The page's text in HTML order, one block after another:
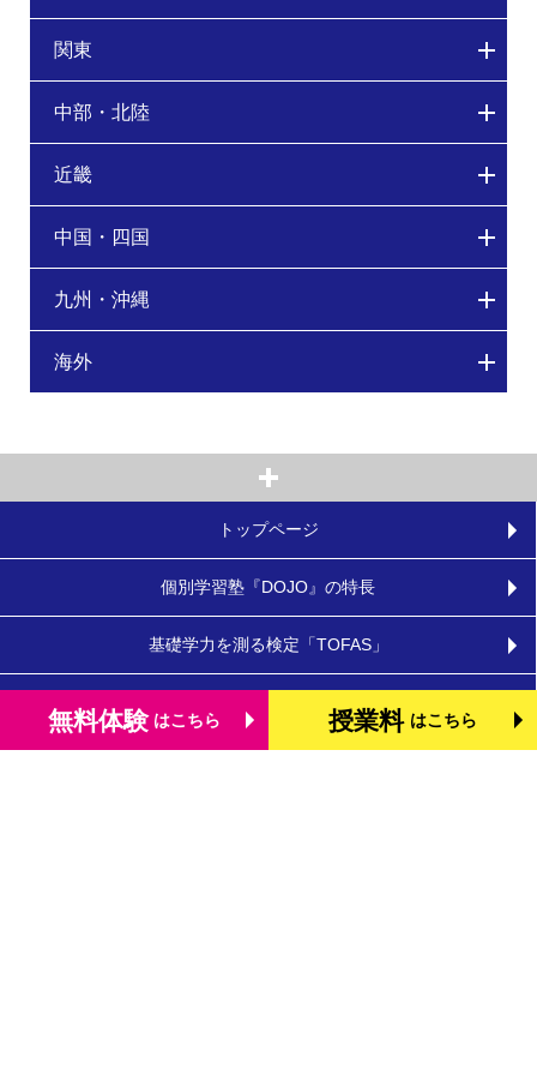
関東
中部・北陸
近畿
中国・四国
九州・沖縄
海外
トップページ
個別学習塾『DOJO』の特長
基礎学力を測る検定「TOFAS」
無料体験 はこちら 授業料 はこちら